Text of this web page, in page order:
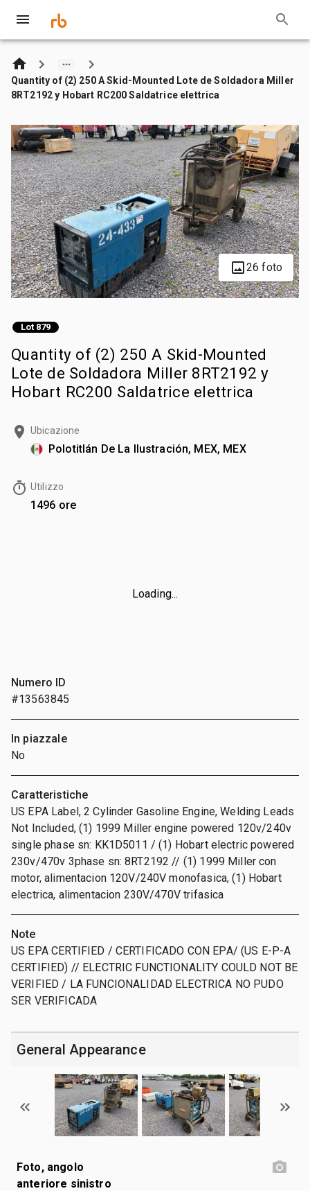
Quantity of (2) 250 A Skid-Mounted Lote de Soldadora Miller
8RT2192 y Hobart RC200 Saldatrice elettrica
26 foto
Lot 879
Quantity of (2) 250 A Skid-Mounted
Lote de Soldadora Miller 8RT2192 y
Hobart RC200 Saldatrice elettrica
Ubicazione
Polotitlán De La Ilustración, MEX, MEX
Utilizzo
1496 ore
Loading...
Numero ID
#13563845
In piazzale
No
Caratteristiche
US EPA Label, 2 Cylinder Gasoline Engine, Welding Leads
Not Included, (1) 1999 Miller engine powered 120v/240v
single phase sn: KK1D5011 / (1) Hobart electric powered
230v/470v 3phase sn: 8RT2192 // (1) 1999 Miller con
motor, alimentacion 120V/240V monofasica, (1) Hobart
electrica, alimentacion 230V/470V trifasica
Note
US EPA CERTIFIED / CERTIFICADO CON EPA/ (US E-P-A
CERTIFIED) // ELECTRIC FUNCTIONALITY COULD NOT BE
VERIFIED / LA FUNCIONALIDAD ELECTRICA NO PUDO
SER VERIFICADA
General Appearance
Foto, angolo
anteriore sinistro